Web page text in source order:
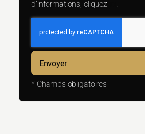
d’informations, cliquez
.
* Champs obligatoires